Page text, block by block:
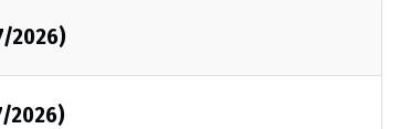
2026)
2026)